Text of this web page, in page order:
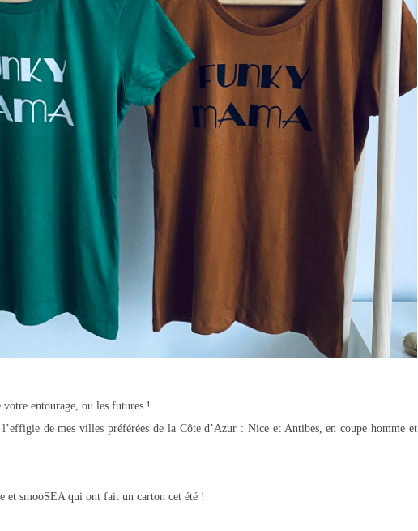
votre entourage, ou les futures !
de mes villes préférées de la Côte d’Azur : Nice et Antibes, en coupe homme et
et smooSEA qui ont fait un carton cet été !